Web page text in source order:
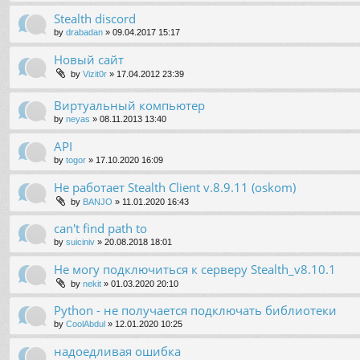
Stealth discord
by drabadan » 09.04.2017 15:17
Новый сайт
by Vizit0r » 17.04.2012 23:39
Виртуальный компьютер
by neyas » 08.11.2013 13:40
API
by togor » 17.10.2020 16:09
Не работает Stealth Client v.8.9.11 (oskom)
by BANJO » 11.01.2020 16:43
can't find path to
by suiciniv » 20.08.2018 18:01
Не могу подключиться к серверу Stealth_v8.10.1
by nekit » 01.03.2020 20:10
Python - не получается подключать библиотеки
by CoolAbdul » 12.01.2020 10:25
надоедливая ошибка